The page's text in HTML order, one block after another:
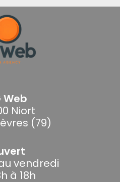
Web
Niort
(79)
vendredi
à 18h